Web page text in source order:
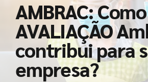
AMBRAC:
AVALIAÇÃO
contribui para
empresa?